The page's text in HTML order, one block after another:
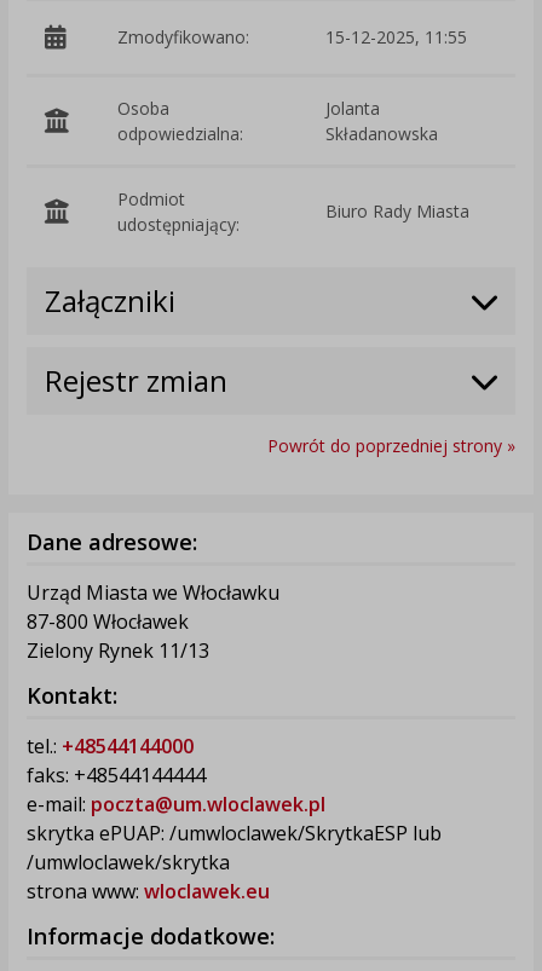
Zmodyfikowano: 15-12-2025, 11:55
Osoba
odpowiedzialna:
Jolanta
Składanowska
Podmiot
udostępniający:
Biuro Rady Miasta
Załączniki
Rejestr zmian
Powrót do poprzedniej strony »
Dane adresowe:
Urząd Miasta we Włocławku
87-800 Włocławek
Zielony Rynek 11/13
Kontakt:
tel.: +48544144000
faks: +48544144444
e-mail: poczta@um.wloclawek.pl
skrytka ePUAP: /umwloclawek/SkrytkaESP lub
/umwloclawek/skrytka
strona www: wloclawek.eu
Informacje dodatkowe: